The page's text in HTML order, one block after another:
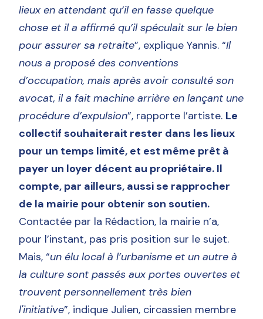
lieux en attendant qu’il en fasse quelque
chose et il a affirmé qu’il spéculait sur le bien
pour assurer sa retraite”, explique Yannis. “Il
nous a proposé des conventions
d’occupation, mais après avoir consulté son
avocat, il a fait machine arrière en lançant une
procédure d’expulsion”, rapporte l’artiste. Le
collectif souhaiterait rester dans les lieux
pour un temps limité, et est même prêt à
payer un loyer décent au propriétaire. Il
compte, par ailleurs, aussi se rapprocher
de la mairie pour obtenir son soutien.
Contactée par la Rédaction, la mairie n’a,
pour l’instant, pas pris position sur le sujet.
Mais, “un élu local à l’urbanisme et un autre à
la culture sont passés aux portes ouvertes et
trouvent personnellement très bien
l'initiative”, indique Julien, circassien membre